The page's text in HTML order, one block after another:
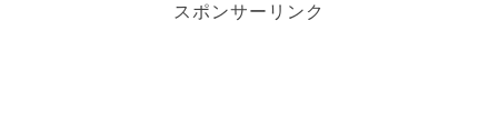
スポンサーリンク